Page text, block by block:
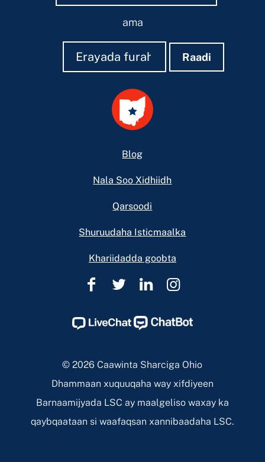
ama
Raadi
Raadi Raadi
Blog
Nala Soo Xidhiidh
Qarsoodi
Shuruudaha Isticmaalka
Khariidadda goobta
Caawinta
Ohio
Page
Caawinta
Ohio
Page
Caawinta
Ohio
Page
Caawinta
Ohio
Page
© 2026 Caawinta Sharciga Ohio
Dhammaan xuquuqaha way xifdiyeen
Barnaamijyada LSC ay maalgeliso waxay ka
qaybqaataan si waafaqsan xannibaadaha LSC.